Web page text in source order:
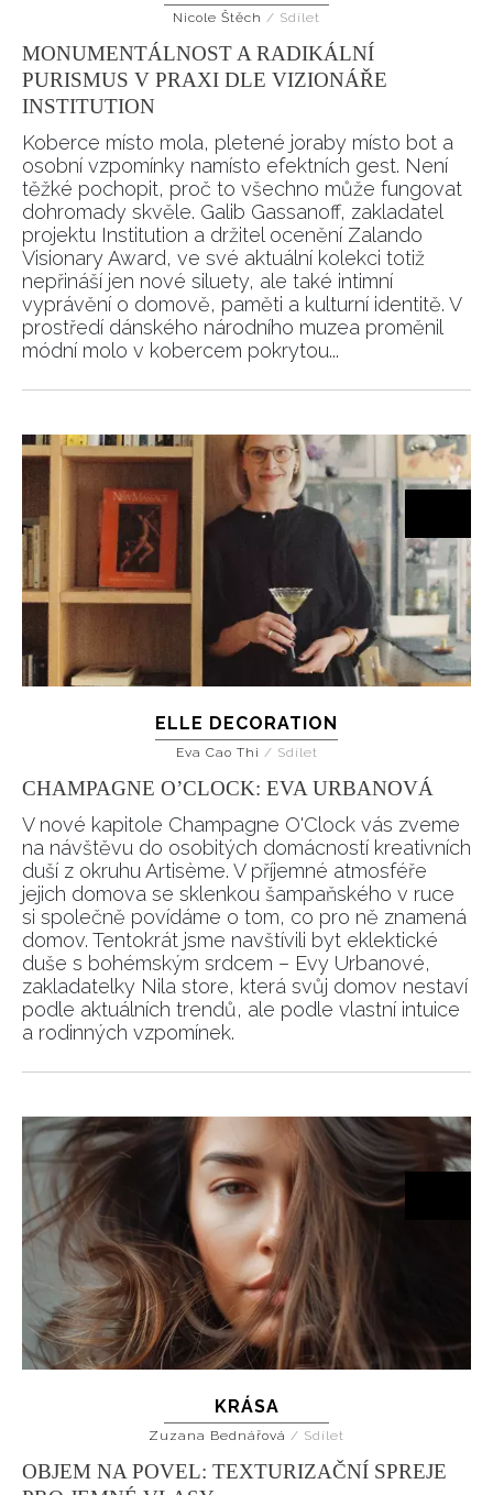
Nicole Štěch / Sdílet
MONUMENTÁLNOST A RADIKÁLNÍ
PURISMUS V PRAXI DLE VIZIONÁŘE
INSTITUTION
Koberce místo mola, pletené joraby místo bot a
osobní vzpomínky namísto efektních gest. Není
těžké pochopit, proč to všechno může fungovat
dohromady skvěle. Galib Gassanoff, zakladatel
projektu Institution a držitel ocenění Zalando
Visionary Award, ve své aktuální kolekci totiž
nepřináší jen nové siluety, ale také intimní
vyprávění o domově, paměti a kulturní identitě. V
prostředí dánského národního muzea proměnil
módní molo v kobercem pokrytou...
ELLE DECORATION
Eva Cao Thi / Sdílet
CHAMPAGNE O’CLOCK: EVA URBANOVÁ
V nové kapitole Champagne O'Clock vás zveme
na návštěvu do osobitých domácností kreativních
duší z okruhu Artisème. V příjemné atmosféře
jejich domova se sklenkou šampaňského v ruce
si společně povídáme o tom, co pro ně znamená
domov. Tentokrát jsme navštívili byt eklektické
duše s bohémským srdcem – Evy Urbanové,
zakladatelky Nila store, která svůj domov nestaví
podle aktuálních trendů, ale podle vlastní intuice
a rodinných vzpomínek.
KRÁSA
Zuzana Bednářová / Sdílet
OBJEM NA POVEL: TEXTURIZAČNÍ SPREJE